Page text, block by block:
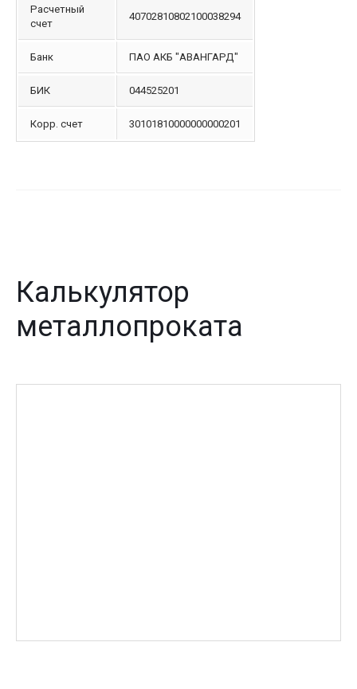
Расчетный
счет
40702810802100038294
Банк ПАО АКБ "АВАНГАРД"
БИК 044525201
Корр. счет 30101810000000000201
Калькулятор
металлопроката